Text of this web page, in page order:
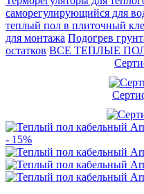
саморегулирующийся для
теплый пол в плиточный
для монтажа Подогрев
остатков ВСЕ ТЕПЛЫЕ
- 15%